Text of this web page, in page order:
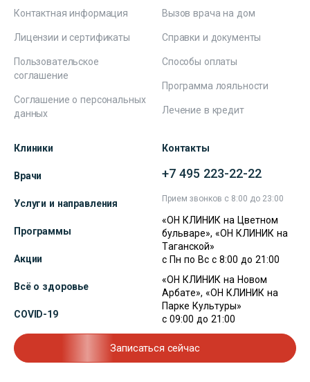
Контактная информация
Лицензии и сертификаты
Пользовательское
соглашение
Соглашение о персональных
данных
Вызов врача на дом
Справки и документы
Способы оплаты
Программа лояльности
Лечение в кредит
Клиники
Врачи
Услуги и направления
Программы
Акции
Всё о здоровье
COVID-19
Контакты
+7 495 223-22-22
Прием звонков с 8:00 до 23:00
«ОН КЛИНИК на Цветном
бульваре», «ОН КЛИНИК на
Таганской»
с Пн по Вс с 8:00 до 21:00
«ОН КЛИНИК на Новом
Арбате», «ОН КЛИНИК на
Парке Культуры»
с 09:00 до 21:00
Записаться сейчас